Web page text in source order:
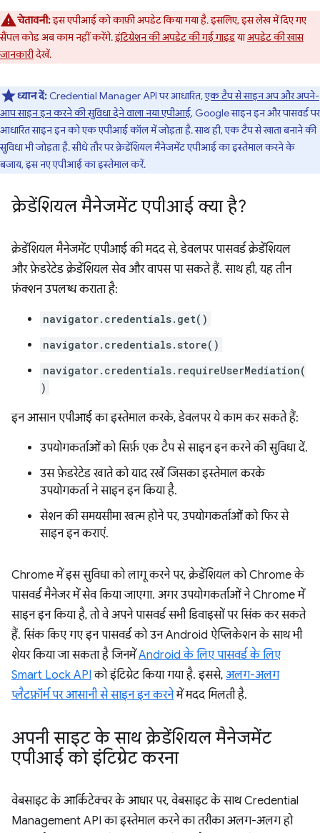
चेतावनी:इस एपीआई को काफ़ी अपडेट किया गया है. इसलिए, इस लेख में दिए गए
सैंपल कोड अब काम नहीं करेंगे.इंटिग्रेशन की अपडेट की गई गाइडयाअपडेट की खास
जानकारीदेखें.
ध्यान दें: Credential Manager API पर आधारित,एक टैप से साइन अप और अपने-
आप साइन इन करने की सुविधा देने वाला नया एपीआई, Google साइन इन और पासवर्ड पर
आधारित साइन इन को एक एपीआई कॉल में जोड़ता है. साथ ही, एक टैप से खाता बनाने की
सुविधा भी जोड़ता है. सीधे तौर पर क्रेडेंशियल मैनेजमेंट एपीआई का इस्तेमाल करने के
बजाय, इस नए एपीआई का इस्तेमाल करें.
क्रेडेंशियल मैनेजमेंट एपीआई क्या है?
क्रेडेंशियल मैनेजमेंट एपीआई की मदद से, डेवलपर पासवर्ड क्रेडेंशियल
और फ़ेडरेटेड क्रेडेंशियल सेव और वापस पा सकते हैं. साथ ही, यह तीन
फ़ंक्शन उपलब्ध कराता है:
navigator.credentials.get()
navigator.credentials.store()
navigator.credentials.requireUserMediation(
)
इन आसान एपीआई का इस्तेमाल करके, डेवलपर ये काम कर सकते हैं:
उपयोगकर्ताओं को सिर्फ़ एक टैप से साइन इन करने की सुविधा दें.
उस फ़ेडरेटेड खाते को याद रखें जिसका इस्तेमाल करके
उपयोगकर्ता ने साइन इन किया है.
सेशन की समयसीमा खत्म होने पर, उपयोगकर्ताओं को फिर से
साइन इन कराएं.
Chrome में इस सुविधा को लागू करने पर, क्रेडेंशियल को Chrome के
पासवर्ड मैनेजर में सेव किया जाएगा. अगर उपयोगकर्ताओं ने Chrome में
साइन इन किया है, तो वे अपने पासवर्ड सभी डिवाइसों पर सिंक कर सकते
हैं. सिंक किए गए इन पासवर्ड को उन Android ऐप्लिकेशन के साथ भी
शेयर किया जा सकता है जिनमेंAndroid के लिए पासवर्ड के लिए
Smart Lock API को इंटिग्रेट किया गया है. इससे, अलग-अलग
प्लैटफ़ॉर्म पर आसानी से साइन इन करनेमें मदद मिलती है.
अपनी साइट के साथ क्रेडेंशियल मैनेजमेंट
एपीआई को इंटिग्रेट करना
वेबसाइट के आर्किटेक्चर के आधार पर, वेबसाइट के साथ Credential
Management API का इस्तेमाल करने का तरीका अलग-अलग हो